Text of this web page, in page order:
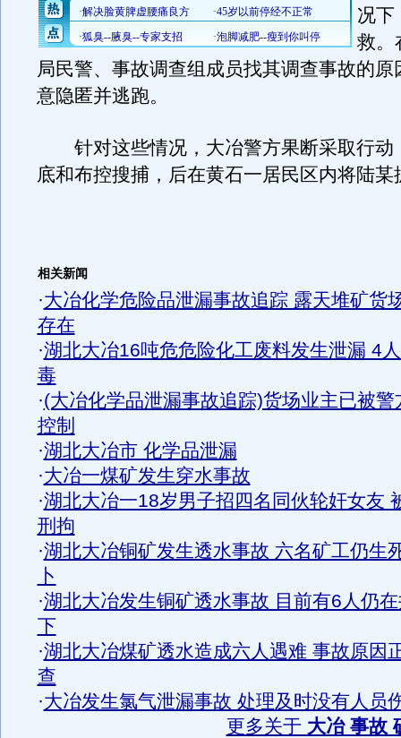
况下
救。
局民警、事故调查组成员找其调查事故的原
意隐匿并逃跑。
针对这些情况，大冶警方果断采取行动
底和布控搜捕，后在黄石一居民区内将陆某
相关新闻
·大冶化学危险品泄漏事故追踪 露天堆矿货
存在
·湖北大冶16吨危危险化工废料发生泄漏 4
毒
·(大冶化学品泄漏事故追踪)货场业主已被警
控制
·湖北大冶市 化学品泄漏
·大冶一煤矿发生穿水事故
·湖北大冶一18岁男子招四名同伙轮奸女友
刑拘
·湖北大冶铜矿发生透水事故 六名矿工仍生
卜
·湖北大冶发生铜矿透水事故 目前有6人仍
下
·湖北大冶煤矿透水造成六人遇难 事故原因
查
·大冶发生氯气泄漏事故 处理及时没有人员
更多关于 大冶 事故